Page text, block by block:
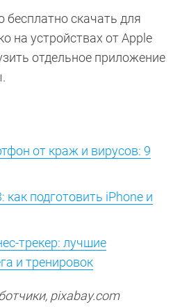
скачать для
на устройствах от Apple
отдельное приложение
от краж и вирусов: 9
как подготовить iPhone и
трекер: лучшие
и тренировок
pixabay.com